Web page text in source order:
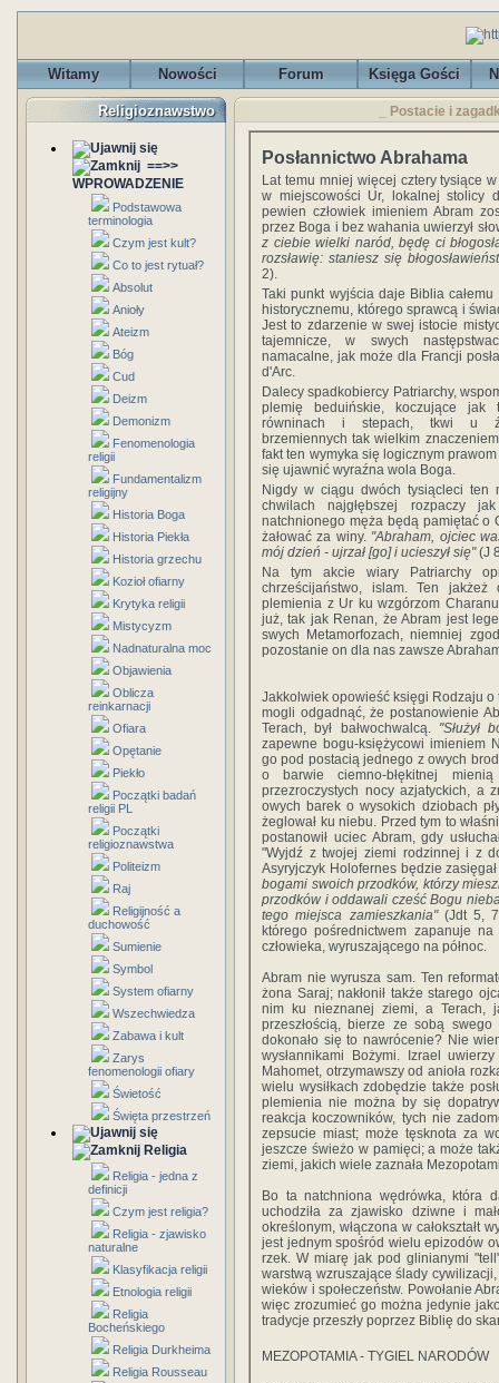
Witamy Nowości Forum Księga Gości
Religioznawstwo
==>>
WPROWADZENIE
Podstawowa
terminologia
Czym jest kult?
Co to jest rytuał?
Absolut
Anioły
Ateizm
Bóg
Cud
Deizm
Demonizm
Fenomenologia
religii
Fundamentalizm
religijny
Historia Boga
Historia Piekła
Historia grzechu
Kozioł ofiarny
Krytyka religii
Mistycyzm
Nadnaturalna moc
Objawienia
Oblicza
reinkarnacji
Ofiara
Opętanie
Piekło
Początki badań
religii PL
Początki
religioznawstwa
Politeizm
Raj
Religijność a
duchowość
Sumienie
Symbol
System ofiarny
Wszechwiedza
Zabawa i kult
Zarys
fenomenologii ofiary
Świetość
Święta przestrzeń
Religia
Religia - jedna z
definicji
Czym jest religia?
Religia - zjawisko
naturalne
Klasyfikacja religii
Etnologia religii
Religia
Bocheńskiego
Religia Durkheima
Religia Rousseau
_ Postacie i
Posłannictwo Abrahama
Lat temu mniej więcej cztery tysiące
w miejscowości Ur, lokalnej stolicy
pewien człowiek imieniem Abram
przez Boga i bez wahania uwierzył
z ciebie wielki naród, będę ci
rozsławię: staniesz się
2).
Taki punkt wyjścia daje Biblia
historycznemu, którego sprawcą i
Jest to zdarzenie w swej istocie
tajemnicze, w swych
namacalne, jak może dla Francji
d'Arc.
Dalecy spadkobiercy Patriarchy,
plemię beduińskie, koczujące jak
równinach i stepach, tkwi u
brzemiennych tak wielkim
fakt ten wymyka się logicznym prawom
się ujawnić wyraźna wola Boga.
Nigdy w ciągu dwóch tysiącleci ten
chwilach najgłębszej rozpaczy
natchnionego męża będą pamiętać o
żałować za winy. "Abraham, ojciec
mój dzień - ujrzał [go] i ucieszył się"(J
Na tym akcie wiary Patriarchy
chrześcijaństwo, islam. Ten jakżeż
plemienia z Ur ku wzgórzom
już, tak jak Renan, że Abram jest
swych Metamorfozach, niemniej
pozostanie on dla nas zawsze
Jakkolwiek opowieść księgi Rodzaju o
mogli odgadnąć, że postanowienie
Terach, był bałwochwalcą. "Służył
zapewne bogu-księżycowi imieniem
go pod postacią jednego z owych
o barwie ciemno-błękitnej
przezroczystych nocy azjatyckich, a
owych barek o wysokich dziobach
żeglował ku niebu. Przed tym to
postanowił uciec Abram, gdy
"Wyjdź z twojej ziemi rodzinnej i z
Asyryjczyk Holofernes będzie
bogami swoich przodków, którzy
przodków i oddawali cześć Bogu
tego miejsca zamieszkania"(Jdt 5, 7-
którego pośrednictwem zapanuje
człowieka, wyruszającego na północ.
Abram nie wyrusza sam. Ten
żona Saraj; nakłonił także starego
nim ku nieznanej ziemi, a Terach,
przeszłością, bierze ze sobą
dokonało się to nawrócenie? Nie
wysłannikami Bożymi. Izrael
Mahomet, otrzymawszy od anioła
wielu wysiłkach zdobędzie także
plemienia nie można by się
reakcja koczowników, tych nie
zepsucie miast; może tęsknota za
jeszcze świeżo w pamięci; a może
ziemi, jakich wiele zaznała
Bo ta natchniona wędrówka, która
uchodziła za zjawisko dziwne i
określonym, włączona w całokształt
jest jednym spośród wielu epizodów
rzek. W miarę jak pod glinianymi
warstwą wzruszające ślady
wieków i społeczeństw. Powołanie
więc zrozumieć go można jedynie
tradycje przeszły poprzez Biblię do
MEZOPOTAMIA - TYGIEL NARODÓW